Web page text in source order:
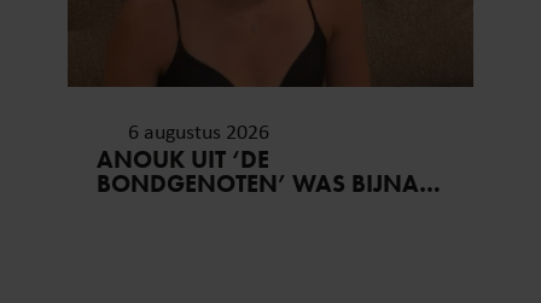
6 augustus 2026
ANOUK UIT ‘DE
BONDGENOTEN’ WAS BIJNA